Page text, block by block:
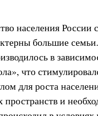
населения России
большие
в
что
для роста
и